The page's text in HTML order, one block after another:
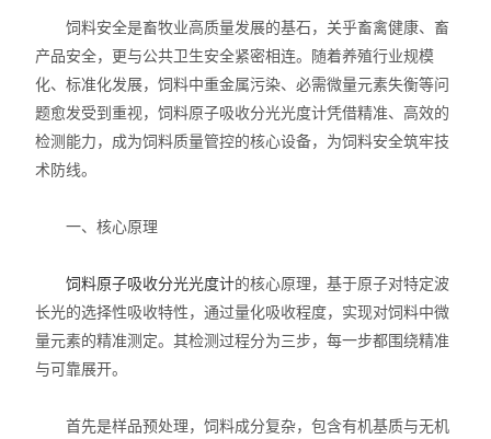
医疗器械/药品/环境/生物
油品/石油化工/电力仪器
水分仪/通用仪器/实验家具
试验机*建筑仪器/建材仪器
饲料安全是畜牧业高质量发展的基石，关乎畜禽健康、畜
产品安全，更与公共卫生安全紧密相连。随着养殖行业规模
化、标准化发展，饲料中重金属污染、必需微量元素失衡等问
题愈发受到重视，饲料原子吸收分光光度计凭借精准、高效的
检测能力，成为饲料质量管控的核心设备，为饲料安全筑牢技
术防线。
一、核心原理
饲料原子吸收分光光度计的核心原理，基于原子对特定波
长光的选择性吸收特性，通过量化吸收程度，实现对饲料中微
量元素的精准测定。其检测过程分为三步，每一步都围绕精准
与可靠展开。
首先是样品预处理，饲料成分复杂，包含有机基质与无机